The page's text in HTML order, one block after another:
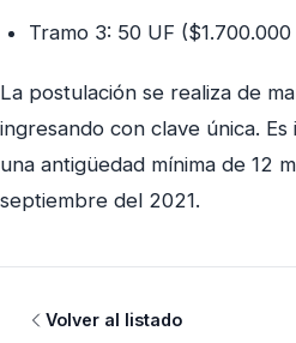
Tramo 3: 50 UF
La postulación se realiza de
ingresando con clave única.
una antigüedad mínima de 12
septiembre del 2021.
Volver al listado